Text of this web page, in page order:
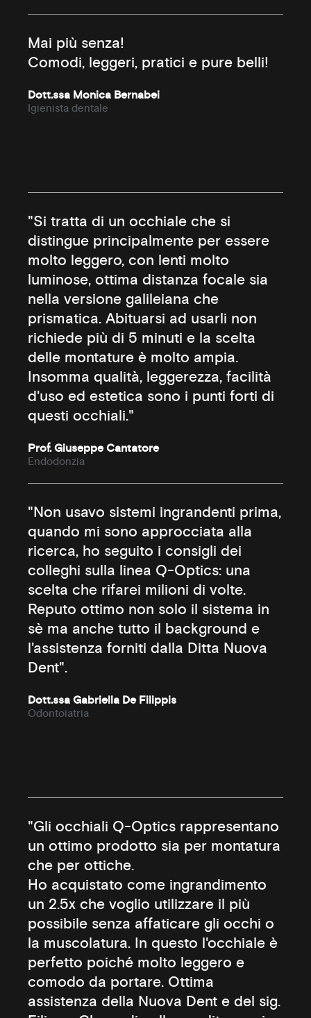
Mai più senza!
Comodi, leggeri, pratici e pure belli!
Dott.ssa Monica Bernabei
Igienista dentale
"Si tratta di un occhiale che si
distingue principalmente per essere
molto leggero, con lenti molto
luminose, ottima distanza focale sia
nella versione galileiana che
prismatica. Abituarsi ad usarli non
richiede più di 5 minuti e la scelta
delle montature è molto ampia.
Insomma qualità, leggerezza, facilità
d'uso ed estetica sono i punti forti di
questi occhiali."
Prof. Giuseppe Cantatore
Endodonzia
"Non usavo sistemi ingrandenti prima,
quando mi sono approcciata alla
ricerca, ho seguito i consigli dei
colleghi sulla linea Q-Optics: una
scelta che rifarei milioni di volte.
Reputo ottimo non solo il sistema in
sè ma anche tutto il background e
l'assistenza forniti dalla Ditta Nuova
Dent".
Dott.ssa Gabriella De Filippis
Odontoiatria
"Gli occhiali Q-Optics rappresentano
un ottimo prodotto sia per montatura
che per ottiche.
Ho acquistato come ingrandimento
un 2.5x che voglio utilizzare il più
possibile senza affaticare gli occhi o
la muscolatura. In questo l'occhiale è
perfetto poiché molto leggero e
comodo da portare. Ottima
assistenza della Nuova Dent e del sig.